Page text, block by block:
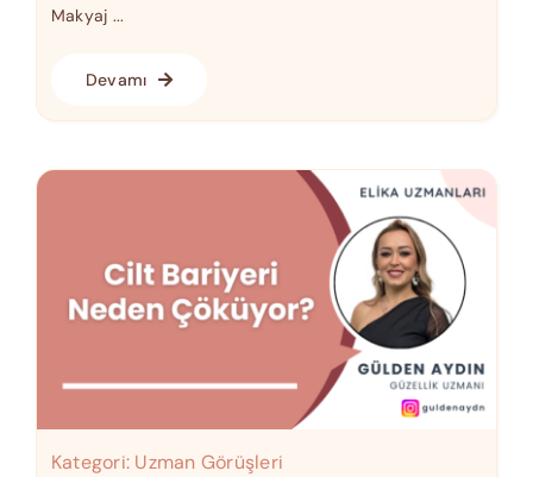
Makyaj ...
Devamı
Kategori: Uzman Görüşleri